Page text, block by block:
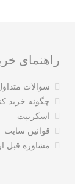
راهنمای
سوالات
چگونه خرید
اسکریپت
قوانین سایت
مشاوره قبل